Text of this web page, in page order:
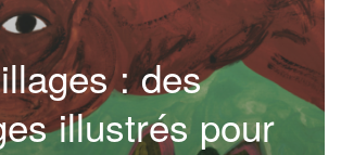
: des
illustrés pour